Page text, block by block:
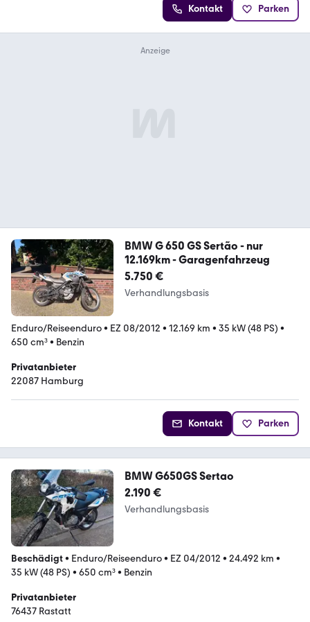
Kontakt Parken
BMW G 650 GS Sertão - nur
12.169km - Garagenfahrzeug
5.750 €
Verhandlungsbasis
Enduro/Reiseenduro• EZ 08/2012 • 12.169 km • 35 kW (48 PS) •
650 cm³• Benzin
Privatanbieter
22087 Hamburg
Kontakt Parken
BMW G650GS Sertao
2.190 €
Verhandlungsbasis
Beschädigt• Enduro/Reiseenduro• EZ 04/2012 • 24.492 km •
35 kW (48 PS) • 650 cm³• Benzin
Privatanbieter
76437 Rastatt